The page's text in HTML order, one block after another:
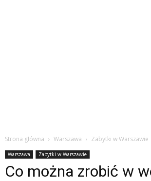
Strona główna Warszawa Zabytki w Warszawie
Warszawa Zabytki w Warszawie
Co można zrobić w